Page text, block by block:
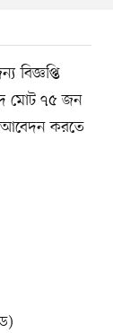
বিজ্ঞপ্তি
মোট ৭৫ জন
আবেদন করতে